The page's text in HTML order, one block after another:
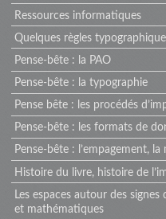
Ressources informatiques
Quelques règles
Pense-bête : la PAO
Pense-bête : la typographie
Pense bête : les procédés
Pense-bête : les formats de
Pense-bête : l’empagement, la
Histoire du livre, histoire de
Les espaces autour des
et mathématiques